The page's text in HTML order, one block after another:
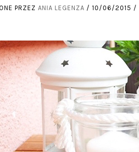
PRZEZANIA LEGENZA /10/06/2015 /